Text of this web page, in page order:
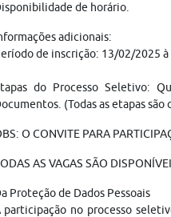
de horário.
adicionais:
de inscrição: 13/02/2025 à
do Processo Seletivo:
(Todas as etapas
O CONVITE PARA
AS VAGAS SÃO
Proteção de Dados Pessoais
participação no processo